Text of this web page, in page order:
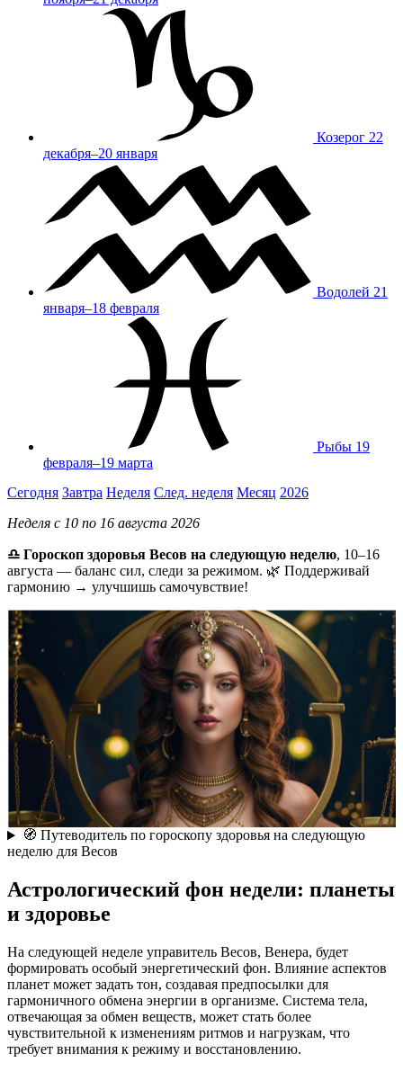
Козерог 22
декабря–20 января
Водолей 21
января–18 февраля
Рыбы 19
февраля–19 марта
Сегодня Завтра Неделя След. неделя Месяц 2026
Неделя с 10 по 16 августа 2026
♎ Гороскоп здоровья Весов на следующую неделю, 10–16
августа — баланс сил, следи за режимом. 🌿 Поддерживай
гармонию → улучшишь самочувствие!
🧭 Путеводитель по гороскопу здоровья на следующую
неделю для Весов
Астрологический фон недели: планеты
и здоровье
На следующей неделе управитель Весов, Венера, будет
формировать особый энергетический фон. Влияние аспектов
планет может задать тон, создавая предпосылки для
гармоничного обмена энергии в организме. Система тела,
отвечающая за обмен веществ, может стать более
чувствительной к изменениям ритмов и нагрузкам, что
требует внимания к режиму и восстановлению.